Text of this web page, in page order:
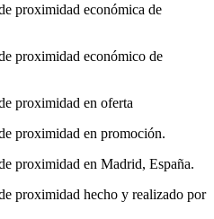
proximidad económica de
proximidad económico de
proximidad en oferta
proximidad en promoción.
proximidad en Madrid, España.
proximidad hecho y realizado por